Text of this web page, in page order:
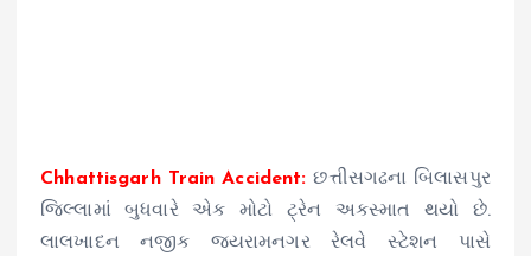
Chhattisgarh Train Accident:છત્તીસગઢના બિલાસપુર
જિલ્લામાં બુધવારે એક મોટો ટ્રેન અકસ્માત થયો છે.
લાલખાદન નજીક જયરામનગર રેલવે સ્ટેશન પાસે